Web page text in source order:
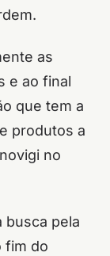
as
e ao final
que tem a
produtos a
no
busca pela
fim do